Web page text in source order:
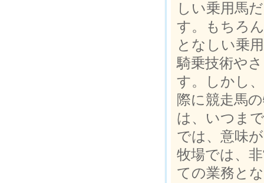
しい乗用馬
す。もちろ
となしい乗
騎乗技術や
す。しかし
際に競走馬
は、いつま
では、意味
牧場では、
ての業務と